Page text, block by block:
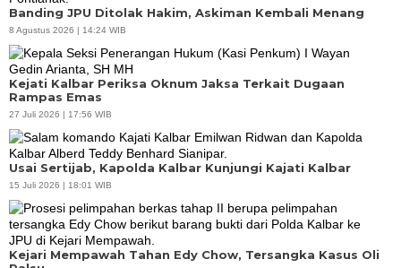
Banding JPU Ditolak Hakim, Askiman Kembali Menang
8 Agustus 2026 | 14:24 WIB
Kejati Kalbar Periksa Oknum Jaksa Terkait Dugaan
Rampas Emas
27 Juli 2026 | 17:56 WIB
Usai Sertijab, Kapolda Kalbar Kunjungi Kajati Kalbar
15 Juli 2026 | 18:01 WIB
Kejari Mempawah Tahan Edy Chow, Tersangka Kasus Oli